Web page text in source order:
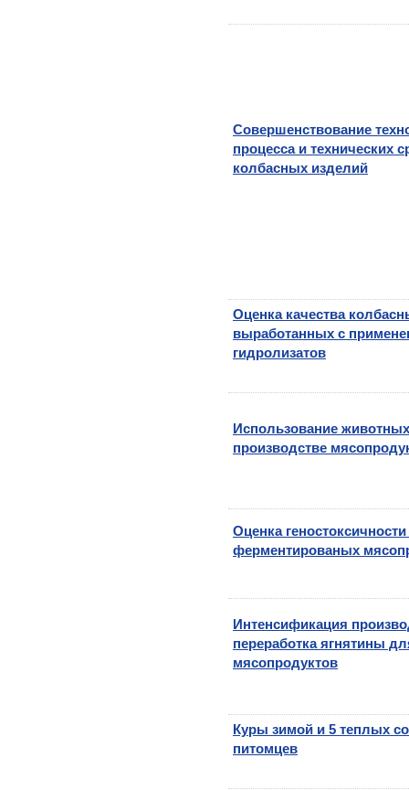
Совершенствование
процесса и технических
колбасных изделий
Оценка качества
выработанных с
гидролизатов
Использование
производстве
Оценка
ферментированых
Интенсификация
переработка ягнятины
мясопродуктов
Куры зимой и 5 теплых
питомцев